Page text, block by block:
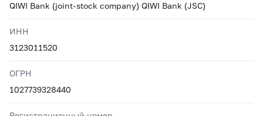
QIWI Bank (joint-stock company) QIWI Bank (JSC)
ИНН
3123011520
ОГРН
1027739328440